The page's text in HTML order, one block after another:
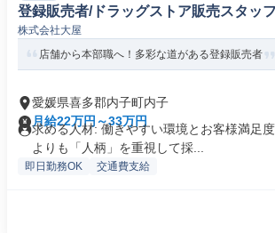
登録販売者/ドラッグストア販売スタッフ
株式会社大屋
店舗から本部職へ！多彩な道がある登録販売者
愛媛県喜多郡内子町内子
月給22万円～33万円
求める人材: 働きやすい環境とお客様満足
よりも「人柄」を重視して採...
即日勤務OK 交通費支給